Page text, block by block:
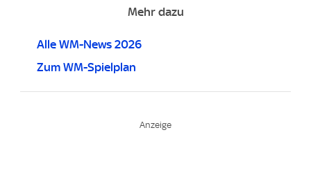
Mehr dazu
Alle WM-News 2026
Zum WM-Spielplan